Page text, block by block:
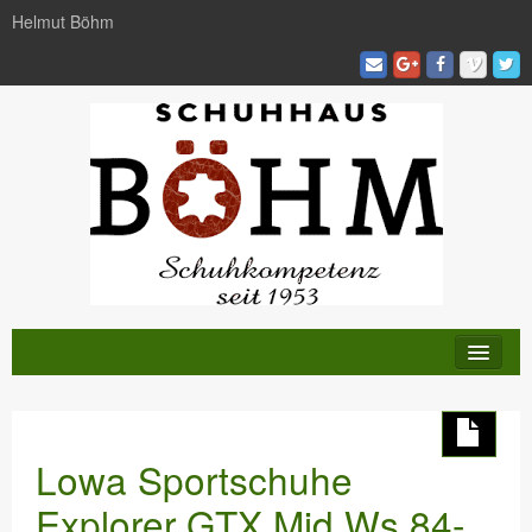
Helmut Böhm
Lowa Sportschuhe